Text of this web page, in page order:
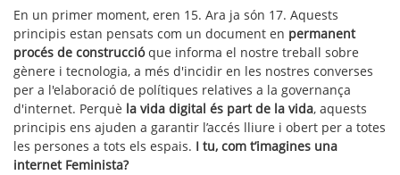
En un primer moment, eren 15. Ara ja són 17. Aquests
principis estan pensats com un document en permanent
procés de construccióque informa el nostre treball sobre
gènere i tecnologia, a més d'incidir en les nostres converses
per a l'elaboració de polítiques relatives a la governança
d'internet. Perquè la vida digital és part de la vida, aquests
principis ens ajuden a garantir l’accés lliure i obert per a totes
les persones a tots els espais. I tu, com t’imagines una
internet Feminista?